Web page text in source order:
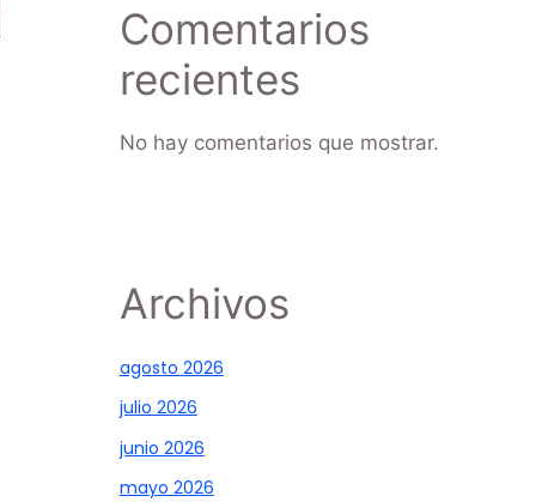
Comentarios
recientes
No hay comentarios que mostrar.
Archivos
agosto 2026
julio 2026
junio 2026
mayo 2026